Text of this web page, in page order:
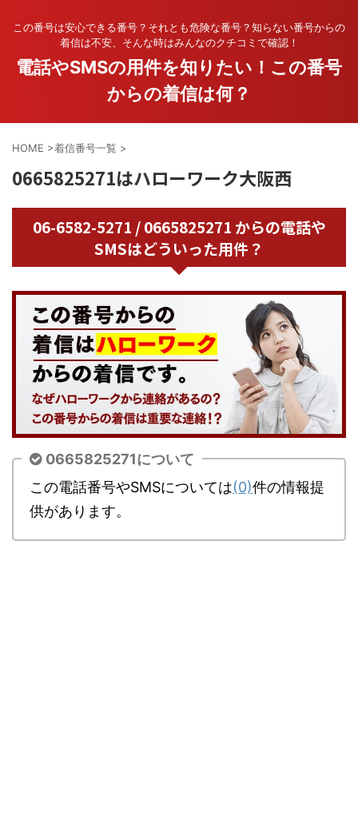
この番号は安心できる番号？それとも危険な番号？知らない番号からの
着信は不安、そんな時はみんなのクチコミで確認！
電話やSMSの用件を知りたい！この番号
からの着信は何？
HOME >着信番号一覧 >
0665825271はハローワーク大阪西
06-6582-5271 / 0665825271 からの電話や
SMSはどういった用件？
0665825271について
この電話番号やSMSについては(0)件の情報提
供があります。